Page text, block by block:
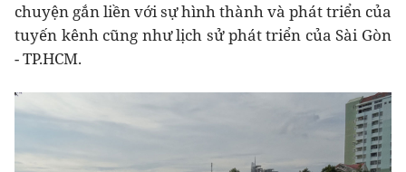
chuyện gắn liền với sự hình thành và phát triển của
tuyến kênh cũng như lịch sử phát triển của Sài Gòn
- TP.HCM.